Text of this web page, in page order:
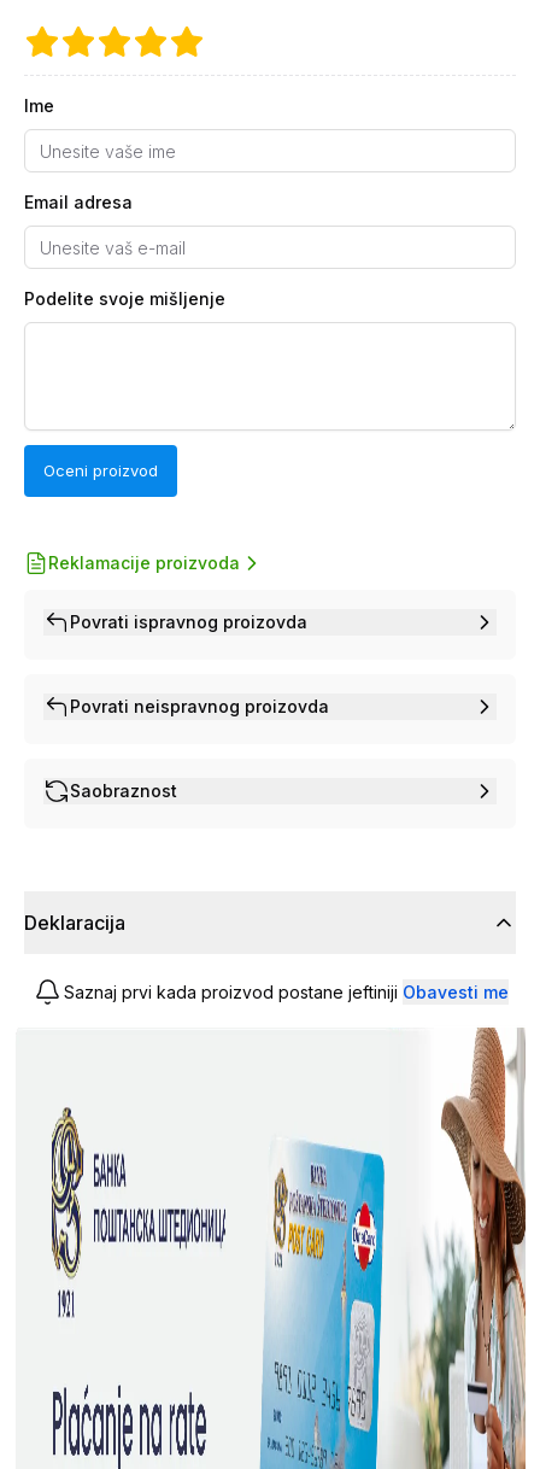
Ime
Email adresa
Podelite svoje mišljenje
Oceni proizvod
Reklamacije proizvoda
Povrati ispravnog proizovda
Povrati neispravnog proizovda
Saobraznost
Deklaracija
Saznaj prvi kada proizvod postane jeftiniji Obavesti me